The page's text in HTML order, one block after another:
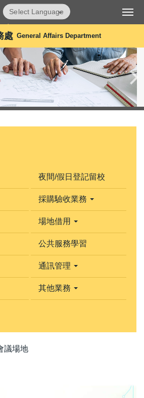
處 General Affairs Department
Translate
夜間/假日登記留校
採購驗收業務
場地借用
公共服務學習
通訊管理
其他業務
議場地